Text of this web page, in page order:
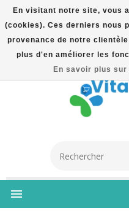
5% Korting Na
Verzending
En visitant notre site, vous
(cookies). Ces derniers nous
provenance de notre
plus d'en améliorer les
En savoir plus